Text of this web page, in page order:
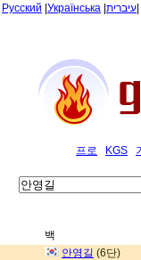
Русский Українська עיברית
프로 KGS
백
안영길 (6단)